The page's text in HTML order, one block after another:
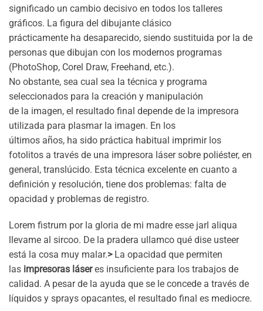
significado un cambio decisivo en todos los talleres
gráficos. La figura del dibujante clásico
prácticamente ha desaparecido, siendo sustituida por la de
personas que dibujan con los modernos programas
(PhotoShop, Corel Draw, Freehand, etc.).
No obstante, sea cual sea la técnica y programa
seleccionados para la creación y manipulación
de la imagen, el resultado final depende de la impresora
utilizada para plasmar la imagen. En los
últimos años, ha sido práctica habitual imprimir los
fotolitos a través de una impresora láser sobre poliéster, en
general, translúcido. Esta técnica excelente en cuanto a
definición y resolución, tiene dos problemas: falta de
opacidad y problemas de registro.
Lorem fistrum por la gloria de mi madre esse jarl aliqua
llevame al sircoo. De la pradera ullamco qué dise usteer
está la cosa muy malar.> La opacidad que permiten
las impresoras láseres insuficiente para los trabajos de
calidad. A pesar de la ayuda que se le concede a través de
líquidos y sprays opacantes, el resultado final es mediocre.